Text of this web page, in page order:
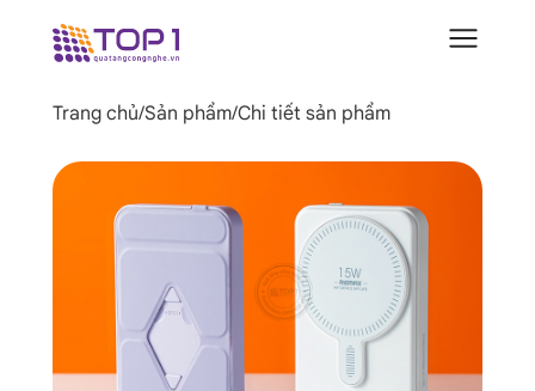
Trang chủ/Sản phẩm/Chi tiết sản phẩm